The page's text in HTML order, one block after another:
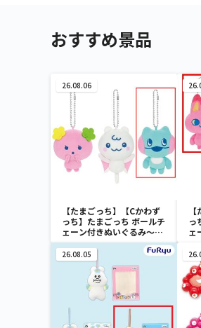
おすすめ景品
26.08.06
【たまごっち】【Cかわず
っち】たまごっち ボールチ
ェーン付きぬいぐるみ～
Tamagotchi Paradise～
vol.3
っ
ェ
26.08.05